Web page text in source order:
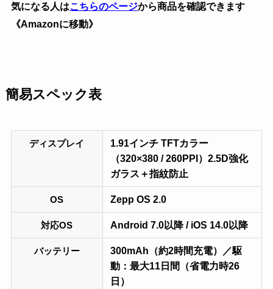
気になる人はこちらのページから商品を確認できます
《Amazonに移動》
簡易スペック表
ディスプレイ
1.91インチ TFTカラー
（320×380 / 260PPI）2.5D強化
ガラス＋指紋防止
OS Zepp OS 2.0
対応OS Android 7.0以降 / iOS 14.0以降
バッテリー
300mAh（約2時間充電）／駆
動：最大11日間（省電力時26
日）